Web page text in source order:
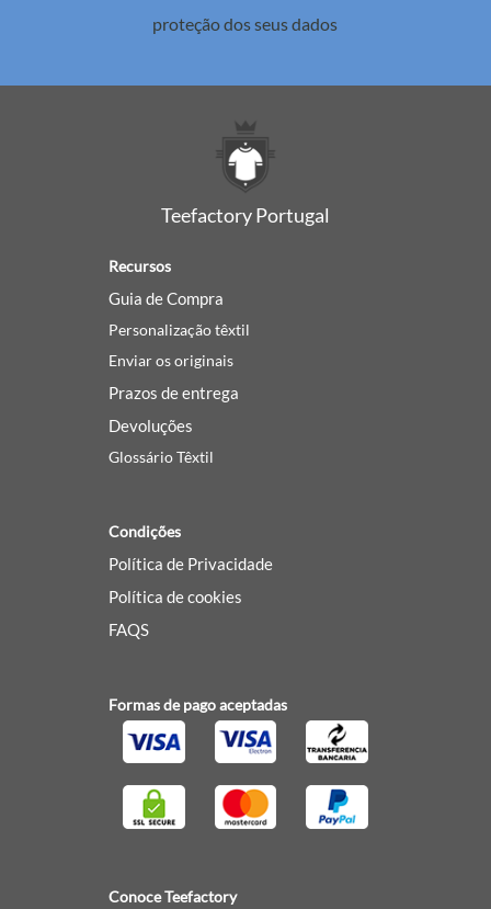
proteção dos seus dados
Teefactory Portugal
Recursos
Guia de Compra
Personalização têxtil
Enviar os originais
Prazos de entrega
Devoluções
Glossário Têxtil
Condições
Política de Privacidade
Política de cookies
FAQS
Formas de pago aceptadas
Conoce Teefactory